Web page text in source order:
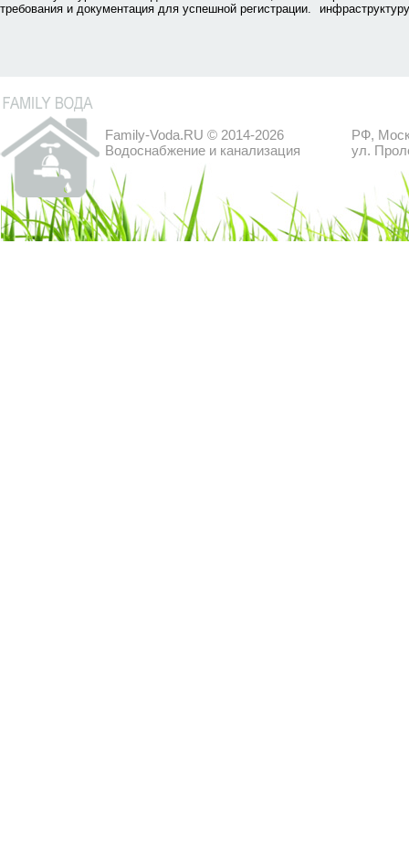
требования и документация для успешной регистрации.
Family-Voda.RU © 2014-2026
Водоснабжение и канализация
РФ,
ул.